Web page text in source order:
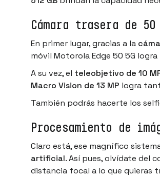
Cámara trasera de
En primer lugar, gracias a la
móvil Motorola Edge 50 5G
A su vez, el teleobjetivo de 10
Macro Vision de 13 MP logra
También podrás hacerte los
Procesamiento de
Claro está, ese magnífico
artificial. Así pues, olvídate del
distancia focal a lo que quieras